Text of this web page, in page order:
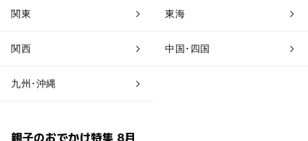
関東 東海
関西 中国･四国
九州･沖縄
親子のおでかけ特集 8月